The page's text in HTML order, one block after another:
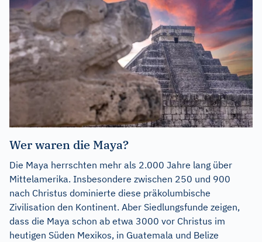
Wer waren die Maya?
Die Maya herrschten mehr als 2.000 Jahre lang über
Mittelamerika. Insbesondere zwischen 250 und 900
nach Christus dominierte diese präkolumbische
Zivilisation den Kontinent. Aber Siedlungsfunde zeigen,
dass die Maya schon ab etwa 3000 vor Christus im
heutigen Süden Mexikos, in Guatemala und Belize